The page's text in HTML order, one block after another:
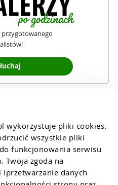
wykorzystuje pliki cookies.
wszystkie pliki
funkcjonowania serwisu
Twoja zgoda na
danych
przygotowanego